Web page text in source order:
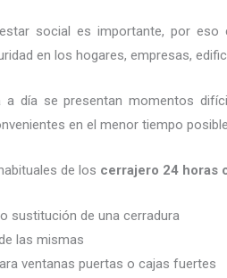
social es importante, por
en los hogares, empresas,
día se presentan momentos
en el menor tiempo posible.
de los cerrajero 24 horas
sustitución de una cerradura
las mismas
ventanas puertas o cajas fuertes